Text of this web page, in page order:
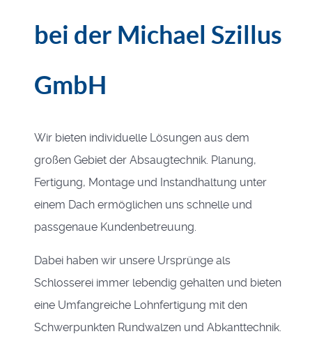
bei der Michael Szillus
GmbH
Wir bieten individuelle Lösungen aus dem
großen Gebiet der Absaugtechnik. Planung,
Fertigung, Montage und Instandhaltung unter
einem Dach ermöglichen uns schnelle und
passgenaue Kundenbetreuung.
Dabei haben wir unsere Ursprünge als
Schlosserei immer lebendig gehalten und bieten
eine Umfangreiche Lohnfertigung mit den
Schwerpunkten Rundwalzen und Abkanttechnik.